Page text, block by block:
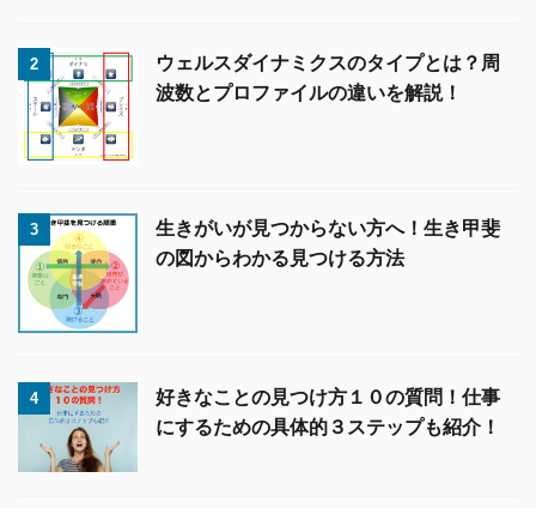
2
ウェルスダイナミクスのタイプとは？周
波数とプロファイルの違いを解説！
3
生きがいが見つからない方へ！生き甲斐
の図からわかる見つける方法
4
好きなことの見つけ方１０の質問！仕事
にするための具体的３ステップも紹介！